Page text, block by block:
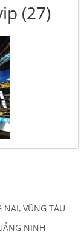
(27)
VŨNG TÀU
NINH